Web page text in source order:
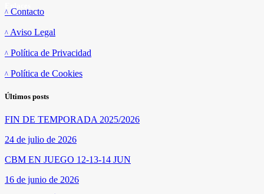
Contacto
Aviso Legal
Política de Privacidad
Política de Cookies
Últimos posts
FIN DE TEMPORADA 2025/2026
24 de julio de 2026
CBM EN JUEGO 12-13-14 JUN
16 de junio de 2026